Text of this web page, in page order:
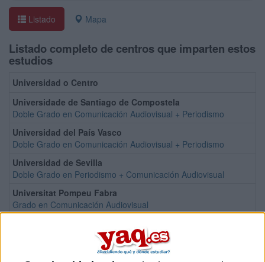
Listado Mapa
Listado completo de centros que imparten estos
estudios
Universidad o Centro
Universidade de Santiago de Compostela
Doble Grado en Comunicación Audiovisual + Periodismo
Universidad del País Vasco
Doble Grado en Comunicación Audiovisual + Periodismo
Universidad de Sevilla
Doble Grado en Periodismo + Comunicación Audiovisual
Universitat Pompeu Fabra
Grado en Comunicación Audiovisual
Grado en Comunicación Audiovisual
Universidad Carlos III de Madrid